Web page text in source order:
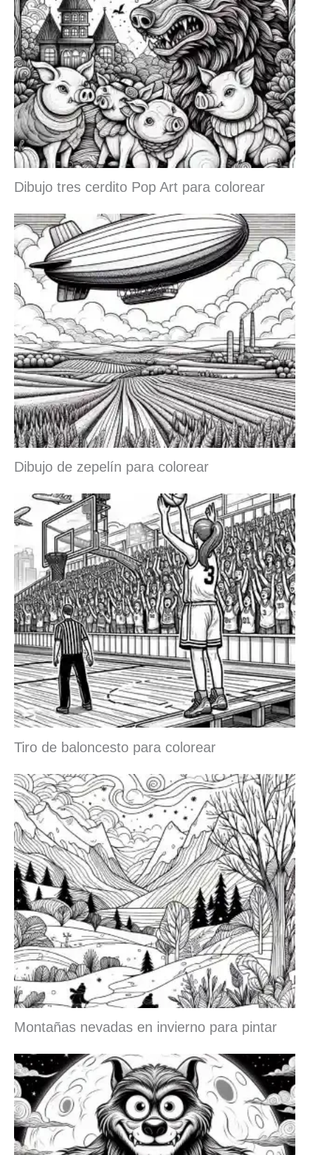
Dibujo tres cerdito Pop Art para colorear
Dibujo de zepelín para colorear
Tiro de baloncesto para colorear
Montañas nevadas en invierno para pintar